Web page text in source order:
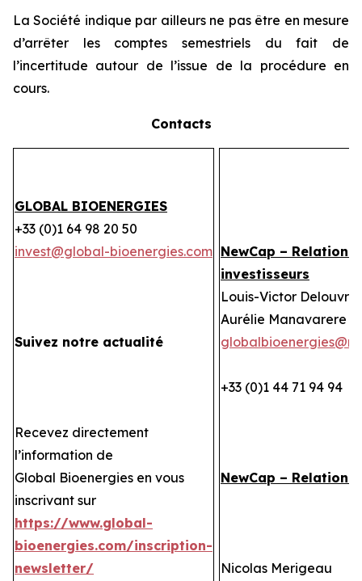
La Société indique par ailleurs ne pas être en mesure
d’arrêter les comptes semestriels du fait de
l’incertitude autour de l’issue de la procédure en
cours.
Contacts
GLOBAL BIOENERGIES
+33 (0)1 64 98 20 50
invest@global-bioenergies.com
Suivez notre actualité
Recevez directement
l’information de
Global Bioenergies en vous
inscrivant sur
https://www.global-
bioenergies.com/inscription-
newsletter/
NewCap – Relations
investisseurs
Louis-Victor
Aurélie Manavarere
+33 (0)1 44 71 94 94
NewCap – Relations
Nicolas Merigeau